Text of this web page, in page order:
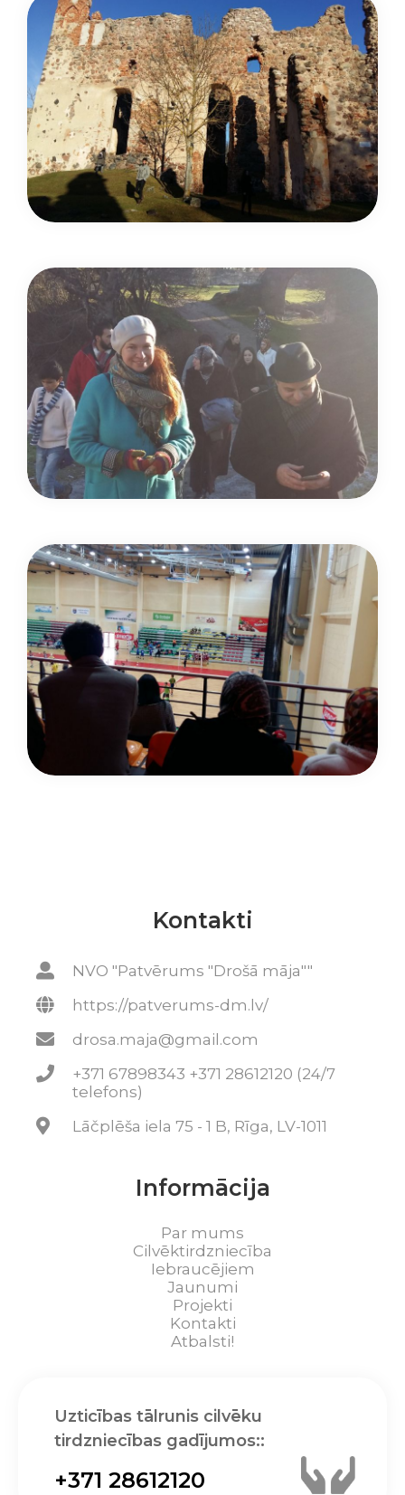
Kontakti
NVO "Patvērums "Drošā māja""
https://patverums-dm.lv/
drosa.maja@gmail.com
+371 67898343 +371 28612120 (24/7
telefons)
Lāčplēša iela 75 - 1 B, Rīga, LV-1011
Informācija
Par mums
Cilvēktirdzniecība
Iebraucējiem
Jaunumi
Projekti
Kontakti
Atbalsti!
Uzticības tālrunis cilvēku
tirdzniecības gadījumos::
+371 28612120